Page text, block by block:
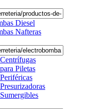
Diesel
Nafteras
Piletas